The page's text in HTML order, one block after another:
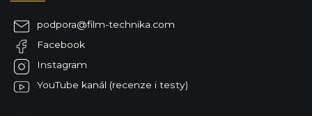
podpora@film-technika.com
Facebook
Instagram
YouTube kanál (recenze i testy)